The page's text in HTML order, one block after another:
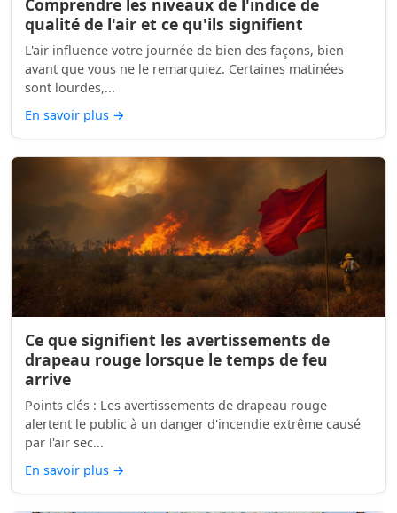
Comprendre les niveaux de l'indice de
qualité de l'air et ce qu'ils signifient
L'air influence votre journée de bien des façons, bien
avant que vous ne le remarquiez. Certaines matinées
sont lourdes,...
En savoir plus →
Ce que signifient les avertissements de
drapeau rouge lorsque le temps de feu
arrive
Points clés : Les avertissements de drapeau rouge
alertent le public à un danger d'incendie extrême causé
par l'air sec...
En savoir plus →